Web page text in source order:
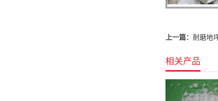
上一篇： 耐磨地
相关产品